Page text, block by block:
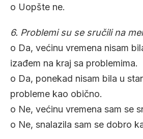
o Uopšte ne.
6. Problemi su se sručili na
o Da, većinu vremena nisam
izađem na kraj sa problemima.
o Da, ponekad nisam bila u
probleme kao obično.
o Ne, većinu vremena sam se
o Ne, snalazila sam se dobro